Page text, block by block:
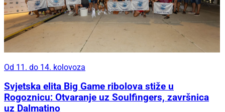
Od 11. do 14. kolovoza
Svjetska elita Big Game ribolova stiže u
Rogoznicu: Otvaranje uz Soulfingers, završnica
uz Dalmatino